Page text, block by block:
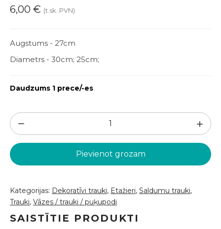
6,00 € (t.sk. PVN)
Augstums - 27cm
Diametrs - 30cm; 25cm;
Daudzums 1 prece/-es
Saldumu
trauks
(STR22)
daudzums
Pievienot grozam
Kategorijas: Dekoratīvi trauki, Etažieri, Saldumu trauki,
Trauki, Vāzes / trauki / puķupodi
SAISTĪTIE PRODUKTI